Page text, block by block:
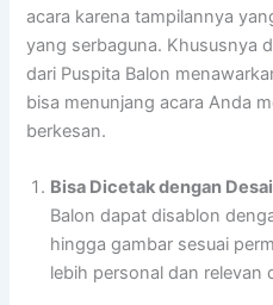
acara karena tampilannya
yang serbaguna. Khususnya
dari Puspita Balon
bisa menunjang acara Anda
berkesan.
Bisa Dicetak dengan
Balon dapat disablon
hingga gambar sesuai
lebih personal dan relevan